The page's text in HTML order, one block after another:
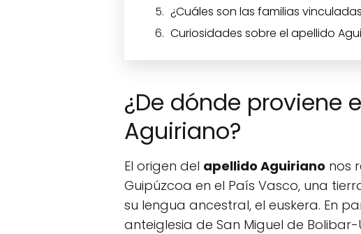
¿Cuáles son las familias
Curiosidades sobre el apellido
¿De dónde proviene
Aguiriano?
El origen del apellido Aguiriano nos
Guipúzcoa en el País Vasco, una
su lengua ancestral, el euskera. En
anteiglesia de San Miguel de